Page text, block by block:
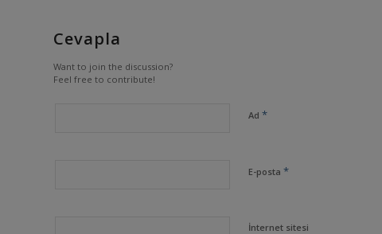
Cevapla
Want to join the discussion?
Feel free to contribute!
Ad *
E-posta *
İnternet sitesi